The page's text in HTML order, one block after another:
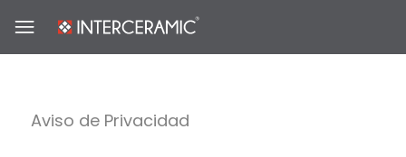
Aviso de Privacidad